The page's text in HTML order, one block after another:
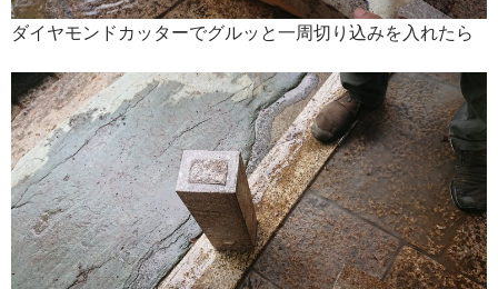
ダイヤモンドカッターでグルッと一周切り込みを入れたら